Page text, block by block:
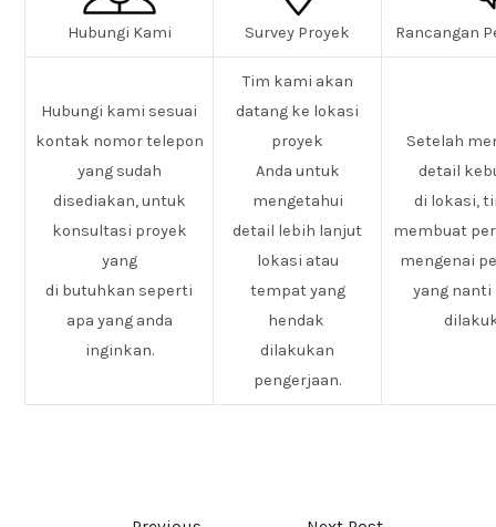
Hubungi Kami Survey Proyek Rancangan
Hubungi kami sesuai
kontak nomor telepon
yang sudah
disediakan, untuk
konsultasi proyek
yang
di butuhkan seperti
apa yang anda
inginkan.
Tim kami akan
datang ke lokasi
proyek
Anda untuk
mengetahui
detail lebih lanjut
lokasi atau
tempat yang
hendak
dilakukan
pengerjaan.
Setelah
detail
di lokasi,
membuat
mengenai
yang nanti